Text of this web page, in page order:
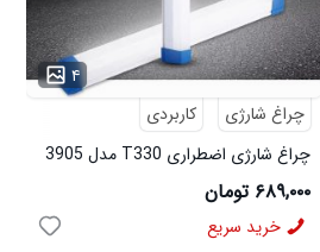
۴
...
چراغ شارژی
کاربردی
چراغ شارژی اضطراری T330 مدل 3905
۶۸۹,۰۰۰ تومان
خرید سریع